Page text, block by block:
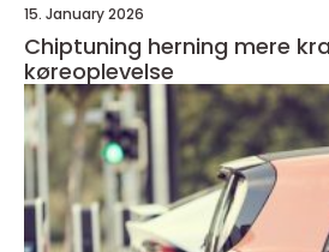
15. January 2026
Chiptuning herning mere kraft og bedre
køreoplevelse